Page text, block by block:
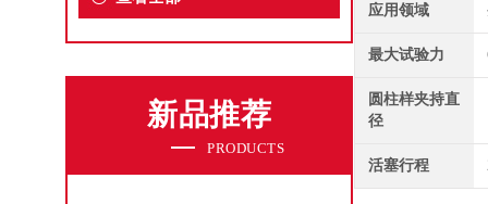
新品推荐
PRODUCTS
应用领域
最大试验力
圆柱样夹持直
径
活塞行程